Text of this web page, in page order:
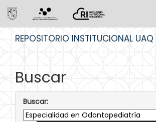
REPOSITORIO INSTITUCIONAL UAQ
Buscar
Buscar: